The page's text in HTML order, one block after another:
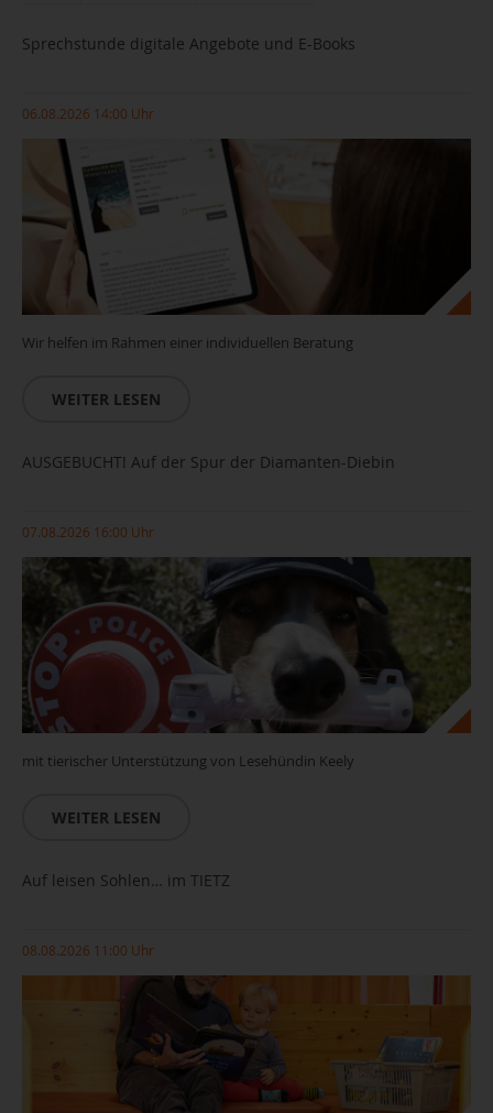
Sprechstunde digitale Angebote und E-Books
06.08.2026 14:00 Uhr
Wir helfen im Rahmen einer individuellen Beratung
WEITER LESEN
AUSGEBUCHT! Auf der Spur der Diamanten-Diebin
07.08.2026 16:00 Uhr
mit tierischer Unterstützung von Lesehündin Keely
WEITER LESEN
Auf leisen Sohlen… im TIETZ
08.08.2026 11:00 Uhr